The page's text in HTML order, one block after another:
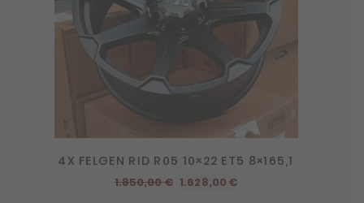
4X FELGEN RID R05 10×22 ET5 8×165,1
1.850,00€ Ursprünglicher
1.628,00€Aktueller